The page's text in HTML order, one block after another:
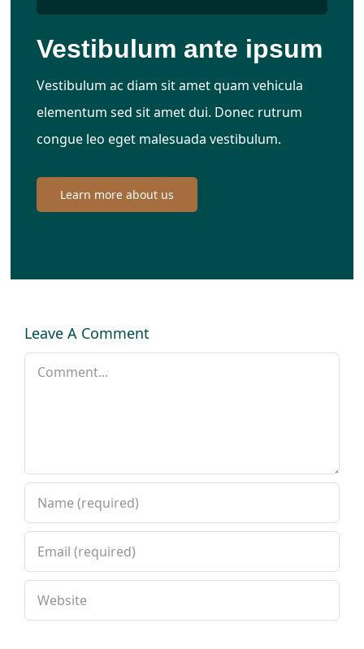
Vestibulum ante ipsum
Vestibulum ac diam sit amet quam vehicula
elementum sed sit amet dui. Donec rutrum
congue leo eget malesuada vestibulum.
Learn more about us
Leave A Comment
Comment